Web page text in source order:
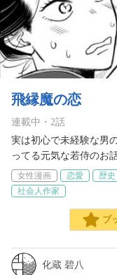
飛縁魔の恋
連載中 ・ 2話
実は初心で未経験な男
ってる元気な若侍のお
女性漫画 恋愛 歴史
社会人作家
ブ
化蔵 碧八